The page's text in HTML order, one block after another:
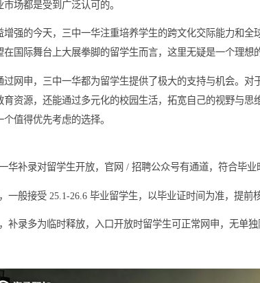
择三中一华不仅是选择了一所学校，更是选择了一条
就业市场都是受到广泛认可的。
日益增强的今天，三中一华注重培养学生的跨文化交
希望在国际舞台上大展拳脚的留学生而言，这里无疑
是通过网申，三中一华都为留学生提供了极大的支持
的教育资源，还能通过多元化的校园生活，拓宽自己